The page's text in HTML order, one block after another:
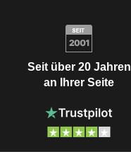
Seit über 20 Jahren
an Ihrer Seite